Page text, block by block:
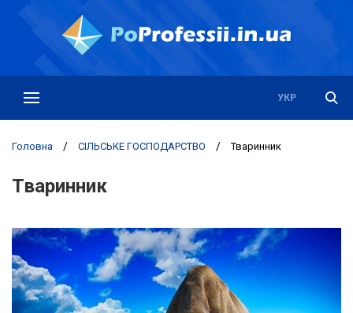
РУС
УКР
Головна / СІЛЬСЬКЕ ГОСПОДАРСТВО / Тваринник
Тваринник